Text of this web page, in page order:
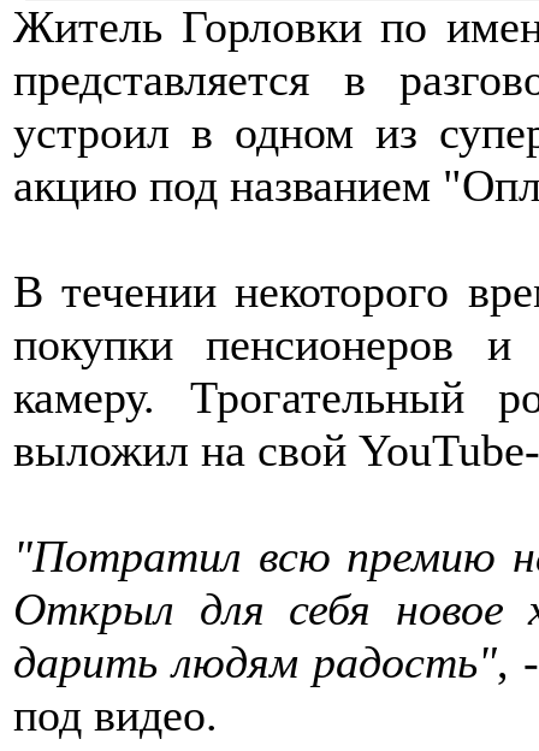
Житель Горловки по
представляется в
устроил в одном из
акцию под названием
В течении некоторого
покупки пенсионеров
камеру. Трогательный
выложил на свой
"Потратил всю премию
Открыл для себя новое
дарить людям радость",
под видео.